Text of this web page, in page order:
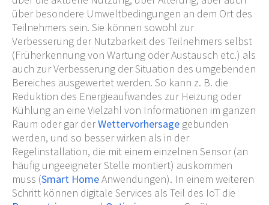
über besondere Umweltbedingungen an dem Ort des
Teilnehmers sein. Sie können sowohl zur
Verbesserung der Nutzbarkeit des Teilnehmers selbst
(Früherkennung von Wartung oder Austausch etc.) als
auch zur Verbesserung der Situation des umgebenden
Bereiches ausgewertet werden. So kann z. B. die
Reduktion des Energieaufwandes zur Heizung oder
Kühlung an eine Vielzahl von Informationen im ganzen
Raum oder gar derWettervorhersage gebunden
werden, und so besser wirken als in der
Regelinstallation, die mit einem einzelnen Sensor (an
häufig ungeeigneter Stelle montiert) auskommen
muss (Smart HomeAnwendungen). In einem weiteren
Schritt können digitale Services als Teil des IoT die